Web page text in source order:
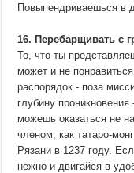
Повыпендриваешься в
16. Перебарщивать с
То, что ты
может и не
распорядок - поза
глубину
можешь оказаться не
членом, как татаро-
Рязани в 1237 году.
нежно и двигайся в